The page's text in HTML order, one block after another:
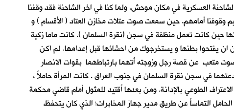
العسكرية في مكان موحش. ولما كنا في اخر الشاحنة فقد وقفنا
وقوفنا أمامهم. حين سمعت صوت عتلات مخازن العتاد ( الأقسام ) و
حين كانت تعمل منظفة في سجن (نقرة السلمان ). كانت ماما زكية
يفتحوا بطنها و يستخرجوك من احشائها قبل إعدامها. لم اكن
متعب عن قصة رجل وزوجته أُتهما بارتباطهما بقوات الانصار
في سجن نقرة السلمان في جنوب العراق . كانت المرأة حاملاً ،
الطوعي بالإدانة. ومن بعدها اُقتيد للمثول أمام قاضي محكمة
التماساً عن طريق مدير جهاز المخابرات؛ الذي كان يتحفظ